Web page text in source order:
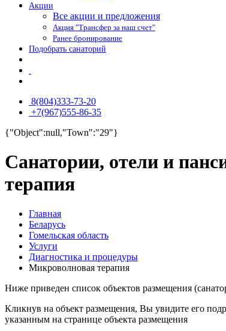
Акции
Все акции и предложения
Акция "Трансфер за наш счет"
Ранее бронирование
Подобрать санаторий
8(804)333-73-20
+7(967)555-86-35
{"Object":null,"Town":"29"}
Санатории, отели и
терапия
Главная
Беларусь
Гомельская область
Услуги
Диагностика и процедуры
Микроволновая терапия
Ниже приведен список объектов размещения
Кликнув на объект размещения, Вы увидите его
указанным на странице объекта размещения